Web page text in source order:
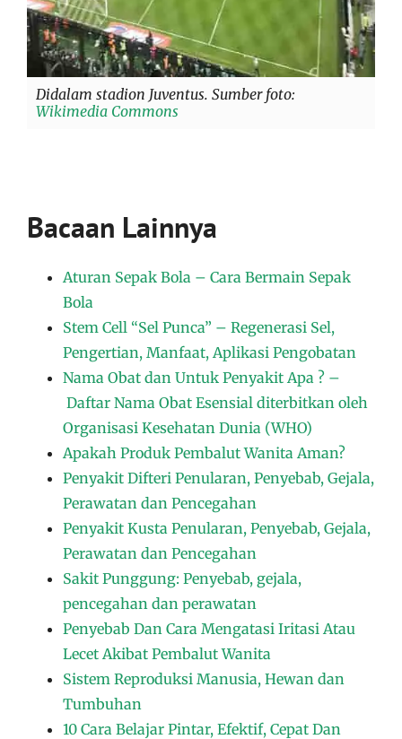
Didalam stadion Juventus. Sumber foto:
Wikimedia Commons
Bacaan Lainnya
Aturan Sepak Bola – Cara Bermain Sepak
Bola
Stem Cell “Sel Punca” – Regenerasi Sel,
Pengertian, Manfaat, Aplikasi Pengobatan
Nama Obat dan Untuk Penyakit Apa ? –
Daftar Nama Obat Esensial diterbitkan oleh
Organisasi Kesehatan Dunia (WHO)
Apakah Produk Pembalut Wanita Aman?
Penyakit Difteri Penularan, Penyebab, Gejala,
Perawatan dan Pencegahan
Penyakit Kusta Penularan, Penyebab, Gejala,
Perawatan dan Pencegahan
Sakit Punggung: Penyebab, gejala,
pencegahan dan perawatan
Penyebab Dan Cara Mengatasi Iritasi Atau
Lecet Akibat Pembalut Wanita
Sistem Reproduksi Manusia, Hewan dan
Tumbuhan
10 Cara Belajar Pintar, Efektif, Cepat Dan